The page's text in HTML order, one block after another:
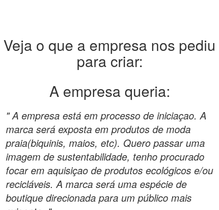
Veja o que a empresa nos pediu
para criar:
A empresa queria:
" A empresa está em processo de iniciaçao. A
marca será exposta em produtos de moda
praia(biquinis, maios, etc). Quero passar uma
imagem de sustentabilidade, tenho procurado
focar em aquisiçao de produtos ecológicos e/ou
recicláveis. A marca será uma espécie de
boutique direcionada para um público mais